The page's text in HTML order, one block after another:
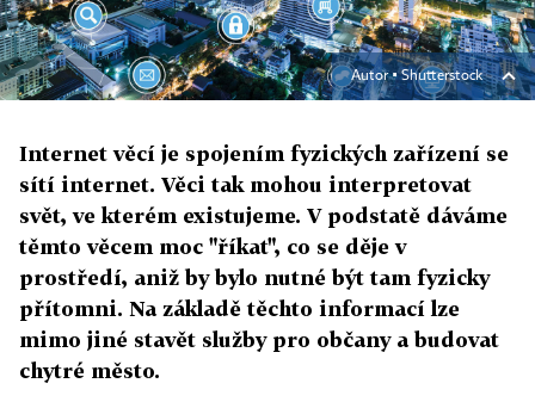
Autor ▪Shutterstock
Internet věcí je spojením fyzických zařízení se
sítí internet. Věci tak mohou interpretovat
svět, ve kterém existujeme. V podstatě dáváme
těmto věcem moc "říkat", co se děje v
prostředí, aniž by bylo nutné být tam fyzicky
přítomni. Na základě těchto informací lze
mimo jiné stavět služby pro občany a budovat
chytré město.